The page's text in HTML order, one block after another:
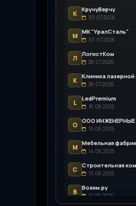
К
КручуВерчу
30.07.2026
М
МК "УралСталь"
30.07.2026
Л
ЛогистКом
28.07.2026
К 28.07.2026
L
LedPremium
18.08.2025
О
ООО ИНЖЕНЕРНЫЕ
15.08.2025
М
Мебельная
14.08.2025
С 13.08.2025
В
Возим.ру
12.08.2025